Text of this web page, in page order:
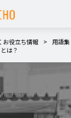
お役立ち情報
用語集
は？